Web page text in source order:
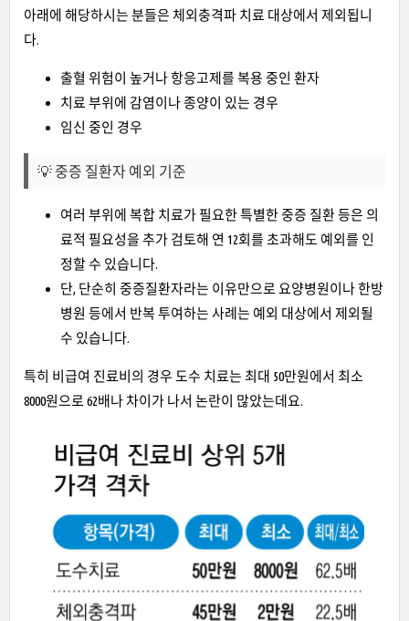
아래에 해당하시는 분들은 체외충격파 치료 대상에서 제외됩니
다.
출혈 위험이 높거나 항응고제를 복용 중인 환자
치료 부위에 감염이나 종양이 있는 경우
임신 중인 경우
💡 중증 질환자 예외 기준
여러 부위에 복합 치료가 필요한 특별한 중증 질환 등은 의
료적 필요성을 추가 검토해 연 12회를 초과해도 예외를 인
정할 수 있습니다.
단, 단순히 중증질환자라는 이유만으로 요양병원이나 한방
병원 등에서 반복 투여하는 사례는 예외 대상에서 제외될
수 있습니다.
특히 비급여 진료비의 경우 도수 치료는 최대 50만원에서 최소
8000원으로 62배나 차이가 나서 논란이 많았는데요.